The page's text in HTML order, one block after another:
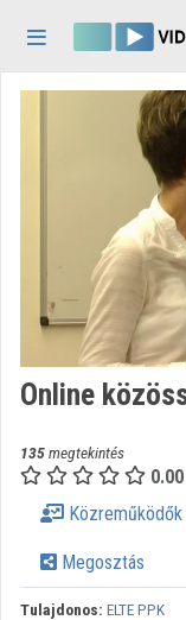
Kategóriák
Lejátszási listák
Intézmények
Közreműködők
Megjelenés:
Online
135megtekintés
0.00
Közreműködők
Megosztás
Tulajdonos: ELTE PPK